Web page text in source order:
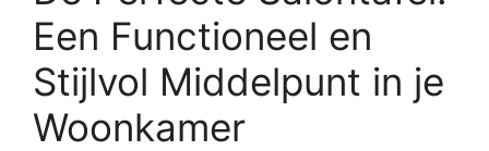
Een Functioneel en
Stijlvol Middelpunt in je
Woonkamer